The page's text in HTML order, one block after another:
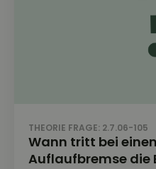
THEORIE FRAGE: 2.7.06-105
Wann tritt bei
Auflaufbremse die